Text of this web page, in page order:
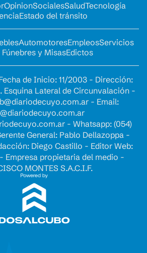
OpinionSocialesSaludTecnología
Estado del tránsito
AutomotoresEmpleosServicios
y MisasEdictos
de Inicio: 11/2003 - Dirección:
Esquina Lateral de Circunvalación -
- Email:
- Whatsapp: (054)
General: Pablo Dellazoppa -
Diego Castillo - Editor Web:
Empresa propietaria del medio -
MONTES S.A.C.I.F.